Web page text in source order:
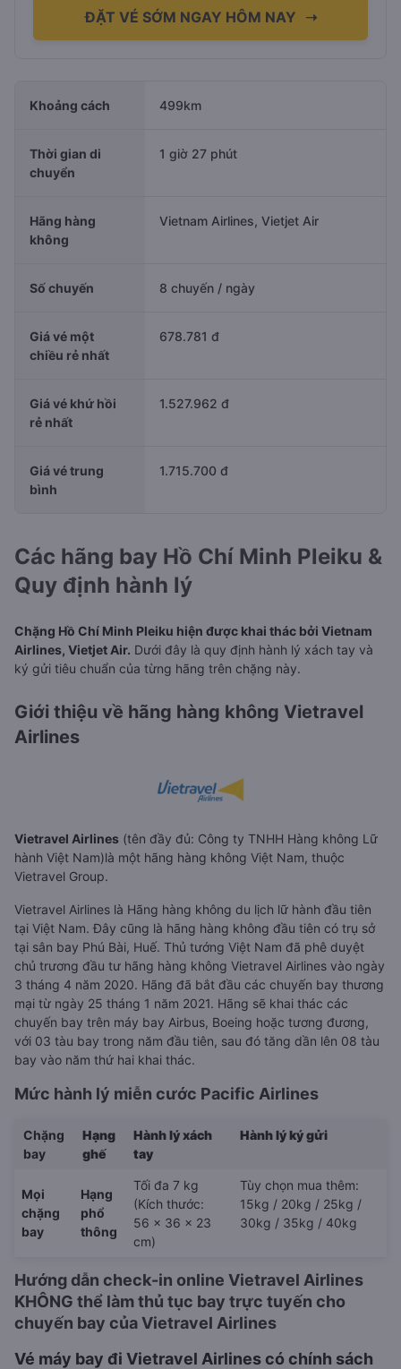
ĐẶT VÉ SỚM NGAY HÔM NAY ➝
Khoảng cách 499km
Thời gian di
chuyển
1 giờ 27 phút
Hãng hàng
không
Vietnam Airlines, Vietjet Air
Số chuyến 8 chuyến / ngày
Giá vé một
chiều rẻ nhất
678.781 đ
Giá vé khứ hồi
rẻ nhất
1.527.962 đ
Giá vé trung
bình
1.715.700 đ
Các hãng bay Hồ Chí Minh Pleiku &
Quy định hành lý
Chặng Hồ Chí Minh Pleiku hiện được khai thác bởi Vietnam
Airlines, Vietjet Air. Dưới đây là quy định hành lý xách tay và
ký gửi tiêu chuẩn của từng hãng trên chặng này.
Giới thiệu về hãng hàng không Vietravel
Airlines
Vietravel Airlines (tên đầy đủ: Công ty TNHH Hàng không Lữ
hành Việt Nam)là một hãng hàng không Việt Nam, thuộc
Vietravel Group.
Vietravel Airlines là Hãng hàng không du lịch lữ hành đầu tiên
tại Việt Nam. Đây cũng là hãng hàng không đầu tiên có trụ sở
tại sân bay Phú Bài, Huế. Thủ tướng Việt Nam đã phê duyệt
chủ trương đầu tư hãng hàng không Vietravel Airlines vào ngày
3 tháng 4 năm 2020. Hãng đã bắt đầu các chuyến bay thương
mại từ ngày 25 tháng 1 năm 2021. Hãng sẽ khai thác các
chuyến bay trên máy bay Airbus, Boeing hoặc tương đương,
với 03 tàu bay trong năm đầu tiên, sau đó tăng dần lên 08 tàu
bay vào năm thứ hai khai thác.
Mức hành lý miễn cước Pacific Airlines
Chặng
bay
Hạng
ghế
Hành lý xách
tay
Hành lý ký gửi
Mọi
chặng
bay
Hạng
phổ
thông
Tối đa 7 kg
(Kích thước:
56 x 36 x 23
cm)
Tùy chọn mua thêm:
15kg / 20kg / 25kg /
30kg / 35kg / 40kg
Hướng dẫn check-in online Vietravel Airlines
KHÔNG thể làm thủ tục bay trực tuyến cho
chuyến bay của Vietravel Airlines
Vé máy bay đi Vietravel Airlines có chính sách